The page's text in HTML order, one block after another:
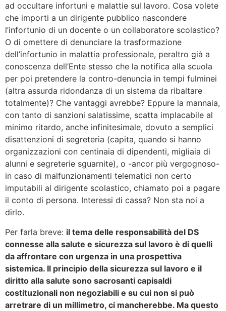
ad occultare infortuni e malattie sul lavoro. Cosa volete
che importi a un dirigente pubblico nascondere
l’infortunio di un docente o un collaboratore scolastico?
O di omettere di denunciare la trasformazione
dell’infortunio in malattia professionale, peraltro già a
conoscenza dell’Ente stesso che la notifica alla scuola
per poi pretendere la contro-denuncia in tempi fulminei
(altra assurda ridondanza di un sistema da ribaltare
totalmente)? Che vantaggi avrebbe? Eppure la mannaia,
con tanto di sanzioni salatissime, scatta implacabile al
minimo ritardo, anche infinitesimale, dovuto a semplici
disattenzioni di segreteria (capita, quando si hanno
organizzazioni con centinaia di dipendenti, migliaia di
alunni e segreterie sguarnite), o -ancor più vergognoso-
in caso di malfunzionamenti telematici non certo
imputabili al dirigente scolastico, chiamato poi a pagare
il conto di persona. Interessi di cassa? Non sta noi a
dirlo.
Per farla breve: il tema delle responsabilità del DS
connesse alla salute e sicurezza sul lavoro è di quelli
da affrontare con urgenza in una prospettiva
sistemica. Il principio della sicurezza sul lavoro e il
diritto alla salute sono sacrosanti capisaldi
costituzionali non negoziabili e su cui non si può
arretrare di un millimetro, ci mancherebbe. Ma questo